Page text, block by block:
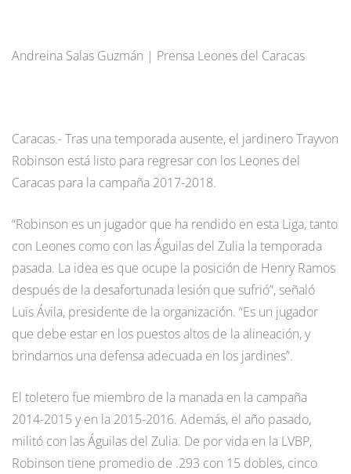
Andreina Salas Guzmán | Prensa Leones del Caracas
Caracas.- Tras una temporada ausente, el jardinero Trayvon
Robinson está listo para regresar con los Leones del
Caracas para la campaña 2017-2018.
“Robinson es un jugador que ha rendido en esta Liga, tanto
con Leones como con las Águilas del Zulia la temporada
pasada. La idea es que ocupe la posición de Henry Ramos
después de la desafortunada lesión que sufrió”, señaló
Luis Ávila, presidente de la organización. “Es un jugador
que debe estar en los puestos altos de la alineación, y
brindarnos una defensa adecuada en los jardines”.
El toletero fue miembro de la manada en la campaña
2014-2015 y en la 2015-2016. Además, el año pasado,
militó con las Águilas del Zulia. De por vida en la LVBP,
Robinson tiene promedio de .293 con 15 dobles, cinco